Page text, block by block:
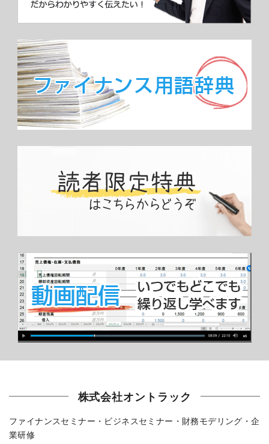
株式会社オントラック
ファイナンスセミナー・ビジネスセミナー・財務モデリング・企
業研修